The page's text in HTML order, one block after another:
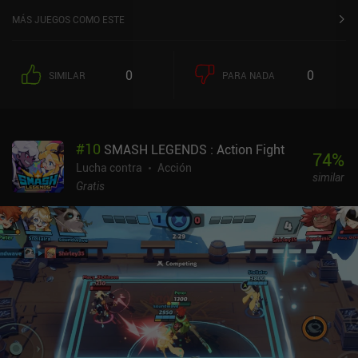
MÁS JUEGOS COMO ESTE
SIMILAR 0 PARA NADA 0
#10 SMASH LEGENDS : Action Fight
Lucha contra
Acción
Gratis
74%
similar